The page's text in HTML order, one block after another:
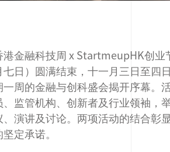
港金融科技周 x StartmeupHK创业
七日）圆满结束，十一月三日至四
一周的金融与创科盛会揭开序幕。
、监管机构、创新者及行业领袖，
、演讲及讨论。两项活动的结合彰
定承诺。